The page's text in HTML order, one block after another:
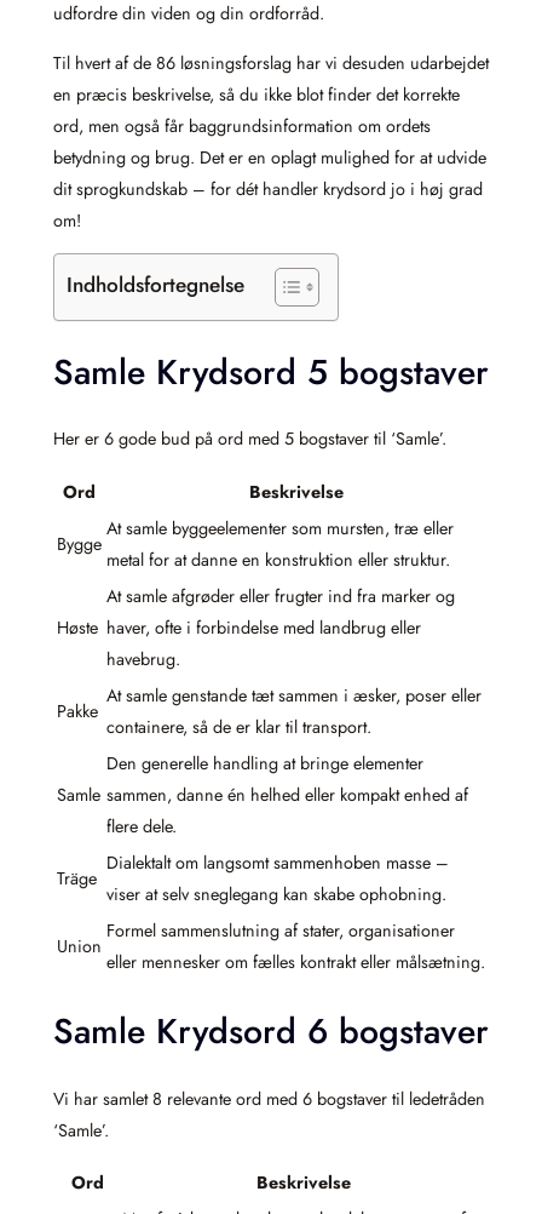
udfordre din viden og din ordforråd.
Til hvert af de 86 løsningsforslag har vi desuden udarbejdet
en præcis beskrivelse, så du ikke blot finder det korrekte
ord, men også får baggrundsinformation om ordets
betydning og brug. Det er en oplagt mulighed for at udvide
dit sprogkundskab – for dét handler krydsord jo i høj grad
om!
Indholdsfortegnelse
Samle Krydsord 5 bogstaver
Her er 6 gode bud på ord med 5 bogstaver til ‘Samle’.
Ord Beskrivelse
Bygge
At samle byggeelementer som mursten, træ eller
metal for at danne en konstruktion eller struktur.
Høste
At samle afgrøder eller frugter ind fra marker og
haver, ofte i forbindelse med landbrug eller
havebrug.
Pakke
At samle genstande tæt sammen i æsker, poser eller
containere, så de er klar til transport.
Samle
Den generelle handling at bringe elementer
sammen, danne én helhed eller kompakt enhed af
flere dele.
Träge
Dialektalt om langsomt sammenhoben masse –
viser at selv sneglegang kan skabe ophobning.
Union
Formel sammenslutning af stater, organisationer
eller mennesker om fælles kontrakt eller målsætning.
Samle Krydsord 6 bogstaver
Vi har samlet 8 relevante ord med 6 bogstaver til ledetråden
‘Samle’.
Ord
Beskrivelse